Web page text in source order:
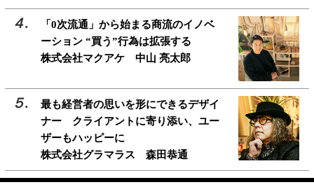
「0次流通」から始まる商流のイノベ
ーション “買う”行為は拡張する
株式会社マクアケ 中山 亮太郎
最も経営者の思いを形にできるデザイ
ナー クライアントに寄り添い、ユー
ザーもハッピーに
株式会社グラマラス 森田恭通